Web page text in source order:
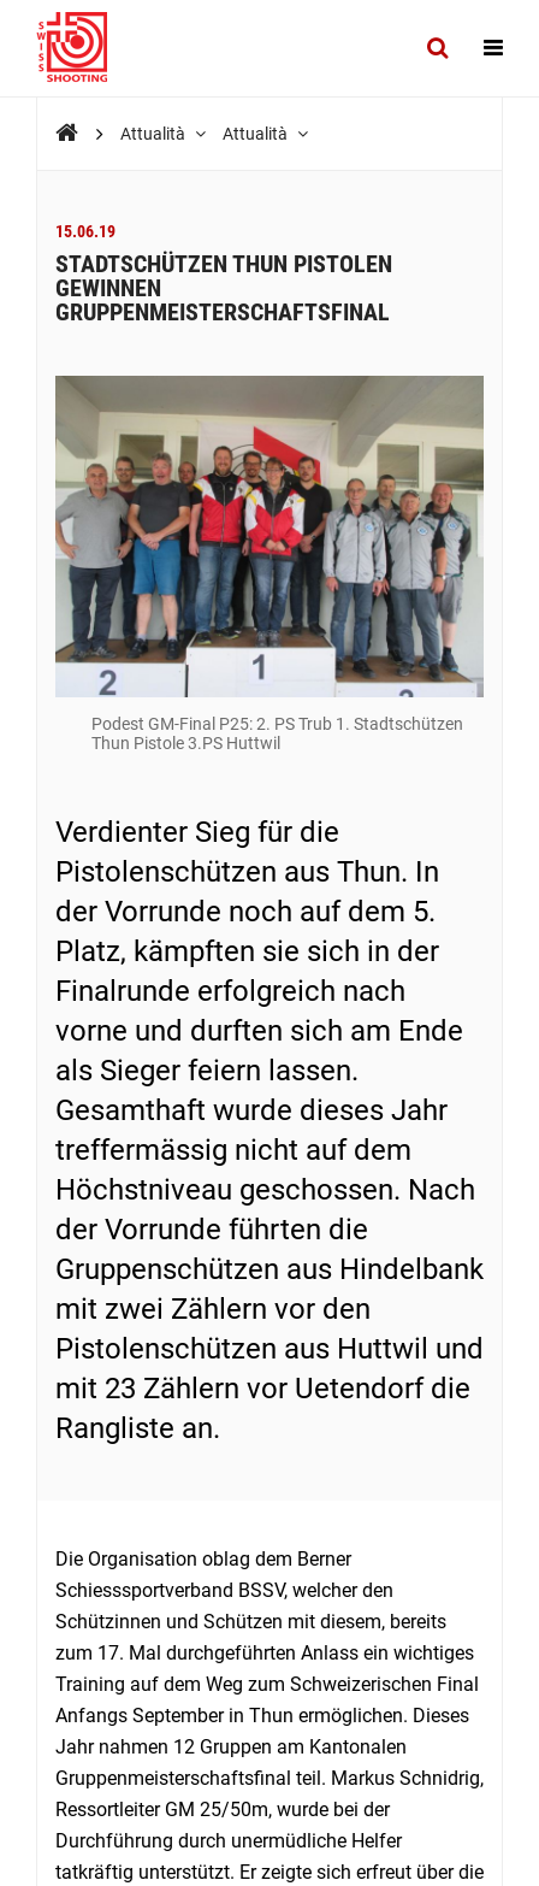
Attualità Attualità
15.06.19
STADTSCHÜTZEN THUN PISTOLEN
GEWINNEN
GRUPPENMEISTERSCHAFTSFINAL
Podest GM-Final P25: 2. PS Trub 1. Stadtschützen
Thun Pistole 3.PS Huttwil
Verdienter Sieg für die
Pistolenschützen aus Thun. In
der Vorrunde noch auf dem 5.
Platz, kämpften sie sich in der
Finalrunde erfolgreich nach
vorne und durften sich am Ende
als Sieger feiern lassen.
Gesamthaft wurde dieses Jahr
treffermässig nicht auf dem
Höchstniveau geschossen. Nach
der Vorrunde führten die
Gruppenschützen aus Hindelbank
mit zwei Zählern vor den
Pistolenschützen aus Huttwil und
mit 23 Zählern vor Uetendorf die
Rangliste an.
Die Organisation oblag dem Berner
Schiesssportverband BSSV, welcher den
Schützinnen und Schützen mit diesem, bereits
zum 17. Mal durchgeführten Anlass ein wichtiges
Training auf dem Weg zum Schweizerischen Final
Anfangs September in Thun ermöglichen. Dieses
Jahr nahmen 12 Gruppen am Kantonalen
Gruppenmeisterschaftsfinal teil. Markus Schnidrig,
Ressortleiter GM 25/50m, wurde bei der
Durchführung durch unermüdliche Helfer
tatkräftig unterstützt. Er zeigte sich erfreut über die